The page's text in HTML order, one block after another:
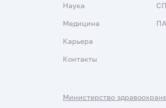
Наука
Медицина
Карьера
Контакты
Министерство